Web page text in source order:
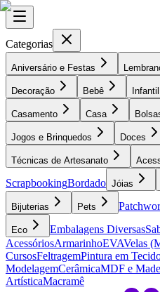
Categorias
Aniversário e Festas
Decoração Bebê Infantil
Casamento Casa
Jogos e Brinquedos Doces
Técnicas de Artesanato
ScrapbookingBordado Jóias
Bijuterias Pets
Eco Embalagens Diversas
AcessóriosArmarinhoEVAVelas
CursosFeltragemPintura em
ModelagemCerâmicaMDF e
ArtísticaMacramê